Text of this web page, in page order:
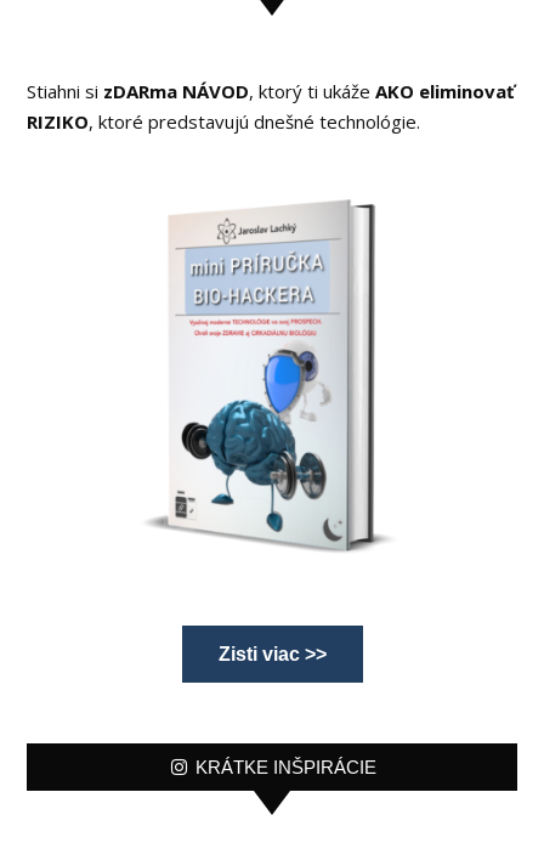
Stiahni si zDARma NÁVOD, ktorý ti ukážeAKO eliminovať
RIZIKO, ktoré predstavujú dnešné technológie.
Zisti viac >>
KRÁTKE INŠPIRÁCIE